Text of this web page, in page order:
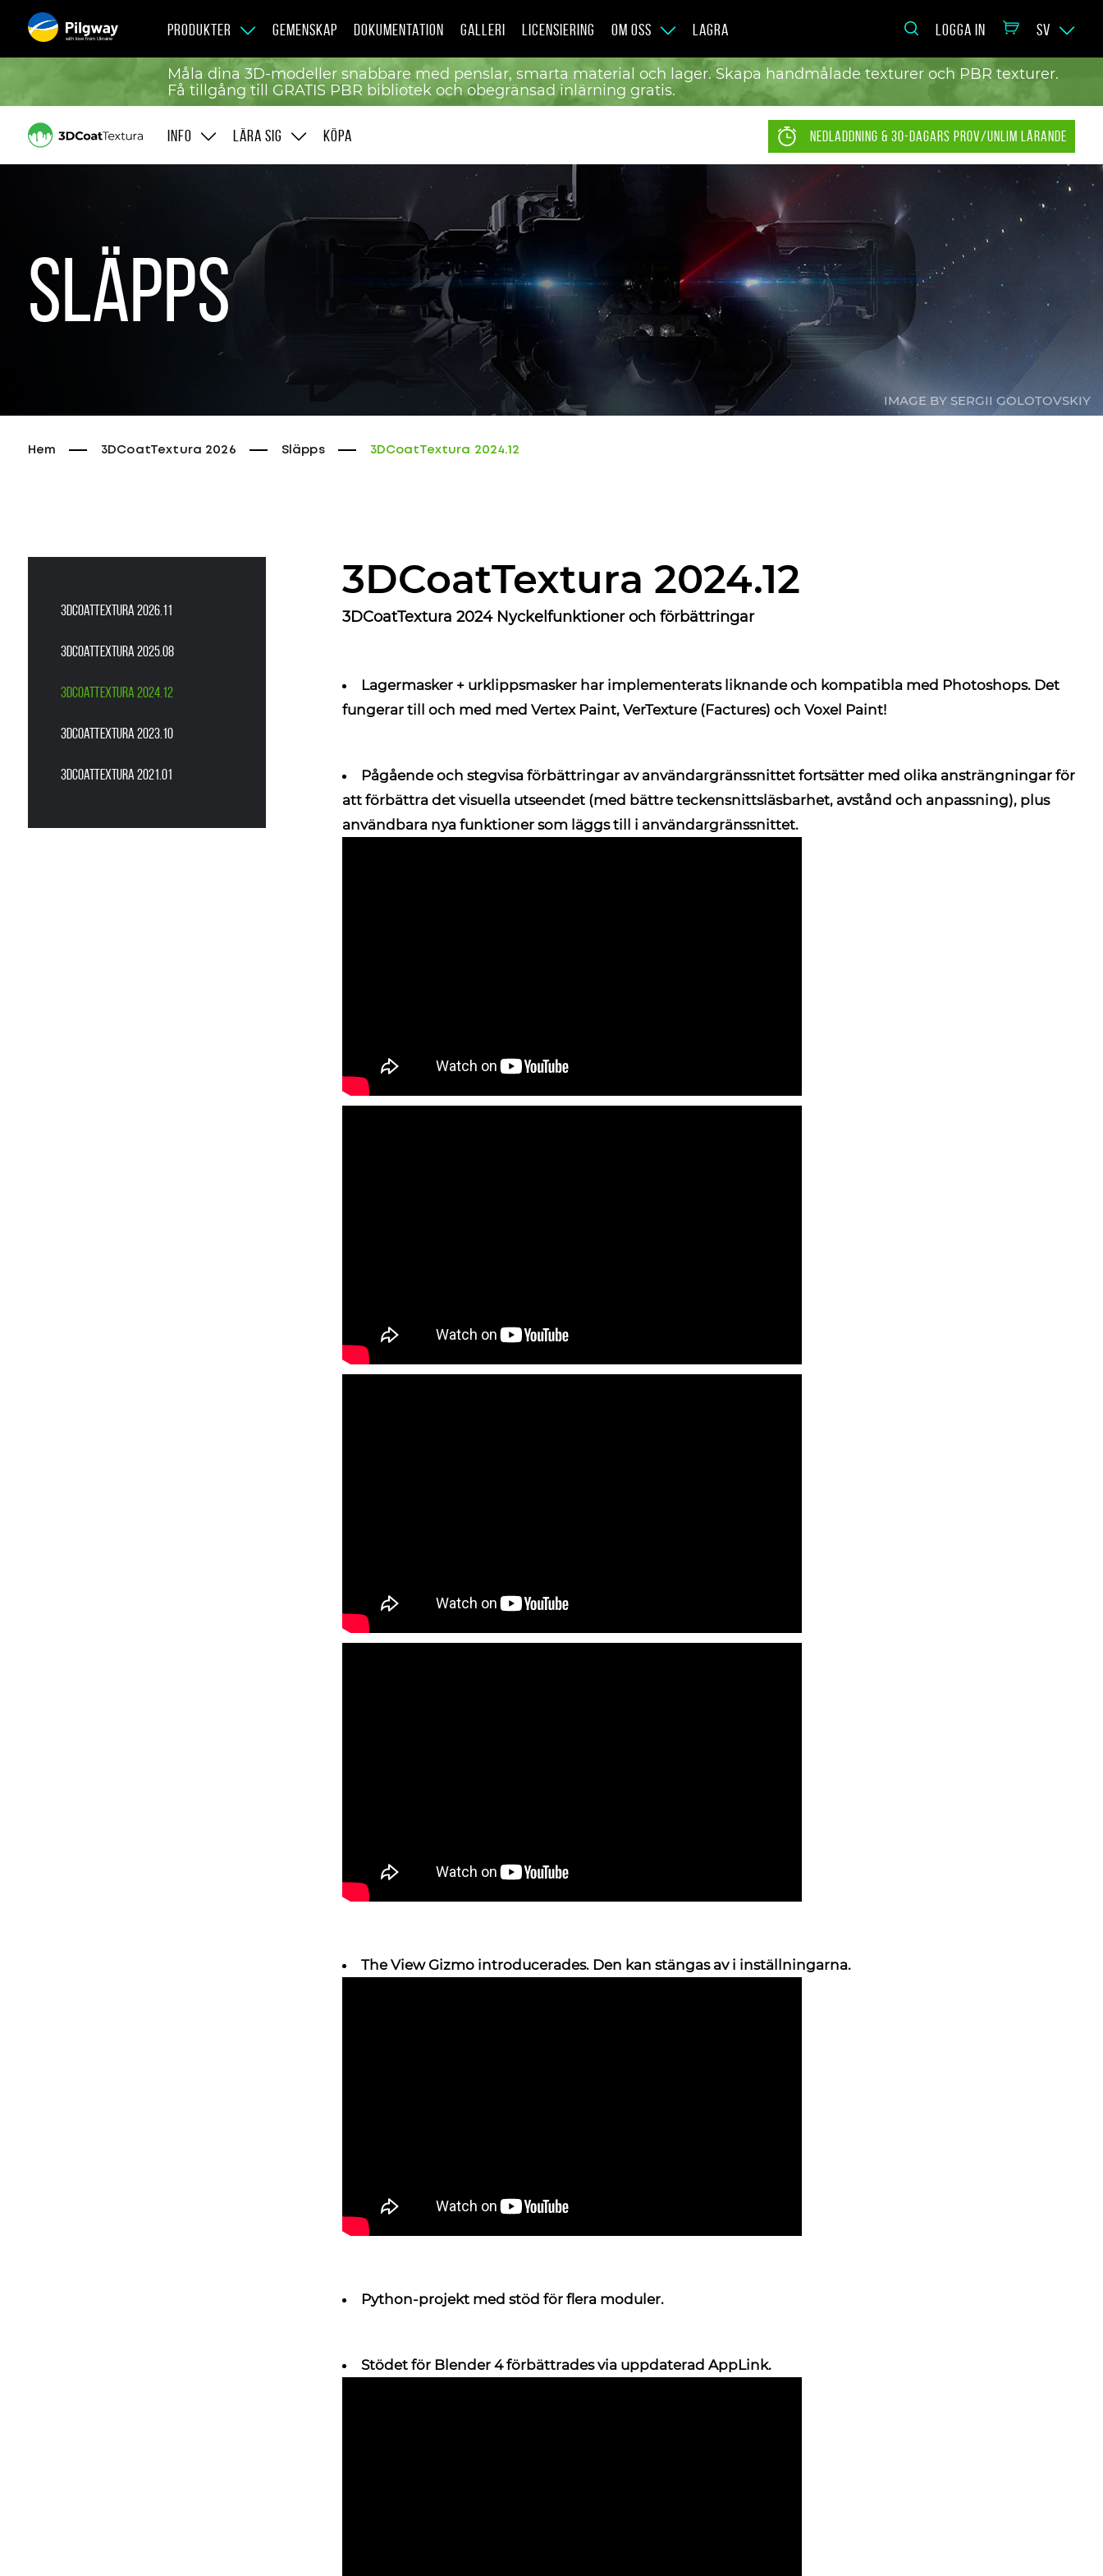
with love from Ukraine
PRODUKTER GEMENSKAP DOKUMENTATION GALLERI LICENSIERING OM OSS LAGRA LOGGA IN SV
Måla dina 3D-modeller snabbare med penslar, smarta material och lager. Skapa handmålade texturer och PBR texturer.
Få tillgång till GRATIS PBR bibliotek och obegränsad inlärning gratis.
INFO LÄRA SIG KÖPA NEDLADDNING & 30-DAGARS PROV/UNLIM LÄRANDE
IMAGE BY SERGII GOLOTOVSKIY
Släpps
Hem 3DCoatTextura 2026 Släpps 3DCoatTextura 2024.12
3DCoatTextura 2026.11
3DCoatTextura 2025.08
3DCoatTextura 2024.12
3DCoatTextura 2023.10
3DCoatTextura 2021.01
3DCoatTextura 2024.12
3DCoatTextura 2024 Nyckelfunktioner och förbättringar
Lagermasker + urklippsmasker har implementerats liknande och kompatibla med Photoshops.Det
fungerar till och med med Vertex Paint, VerTexture (Factures) och Voxel Paint!
Pågående och stegvisa förbättringar av användargränssnittetfortsätter med olika ansträngningar för
att förbättra det visuella utseendet (med bättre teckensnittsläsbarhet, avstånd och anpassning), plus
användbara nya funktioner som läggs till i användargränssnittet.
The View Gizmo introducerades.Den kan stängas av i inställningarna.
Python-projekt med stöd för flera moduler.
Stödet för Blender 4 förbättradesvia uppdaterad AppLink.